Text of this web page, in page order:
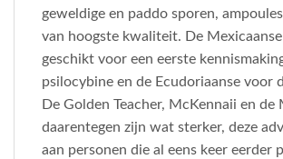
geweldige en paddo sporen,
van hoogste kwaliteit. De
geschikt voor een eerste
psilocybine en de Ecudoriaanse voor
De Golden Teacher, McKennaii en de
daarentegen zijn wat sterker, deze
aan personen die al eens keer eerder